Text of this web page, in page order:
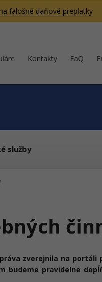
falošné daňové preplatky
Kontakty FaQ
služby
zverejnila na
budeme pravidelne